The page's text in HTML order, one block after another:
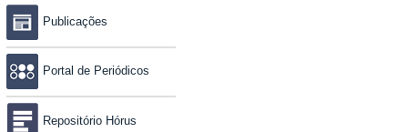
Publicações
Portal de Periódicos
Repositório Hórus